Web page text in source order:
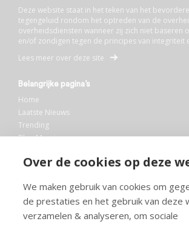
Over de cookies op deze
We maken gebruik van cookies om
de prestaties en het gebruik van deze
verzamelen & analyseren, om sociale
Deze website staat in het teken van het
tegengeluid rondom het optreden van de
overheidsdiensten wanneer zij zich niet baseren
en/of zondigen tegen de principes van integriteit
Lees meer over deze site
Belangrijke pagina’s
Home
Laatste Nieuws
Trending
Blog Maurice
Bibliotheek
Info en service
FAQ
Doneren